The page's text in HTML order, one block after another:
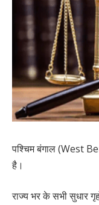
पश्चिम बंगाल (West
है।
राज्य भर के सभी सुधार